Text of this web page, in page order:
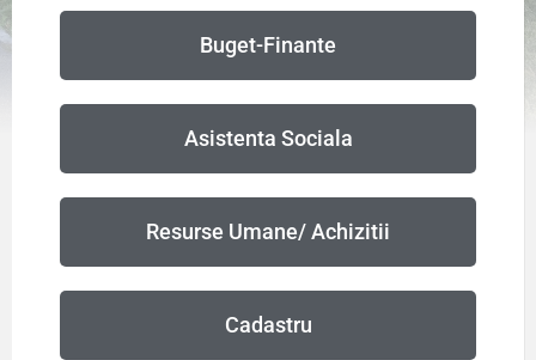
Buget-Finante
Asistenta Sociala
Resurse Umane/ Achizitii
Cadastru